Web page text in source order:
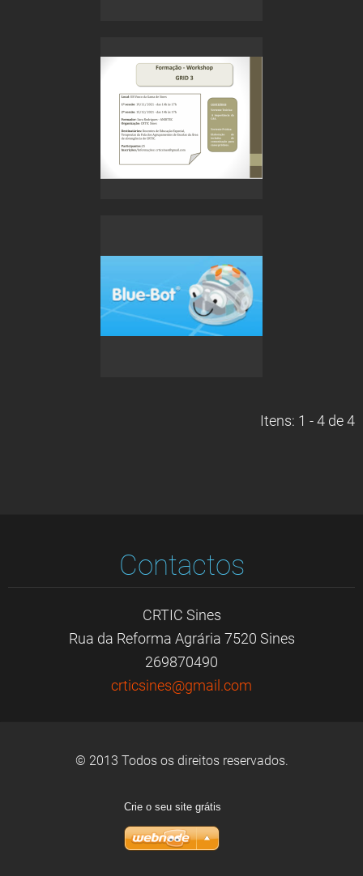
Itens: 1 - 4 de 4
Contactos
CRTIC Sines
Rua da Reforma Agrária 7520 Sines
269870490
crticsines@gmail .com
© 2013 Todos os direitos reservados.
Crie o seu site grátis